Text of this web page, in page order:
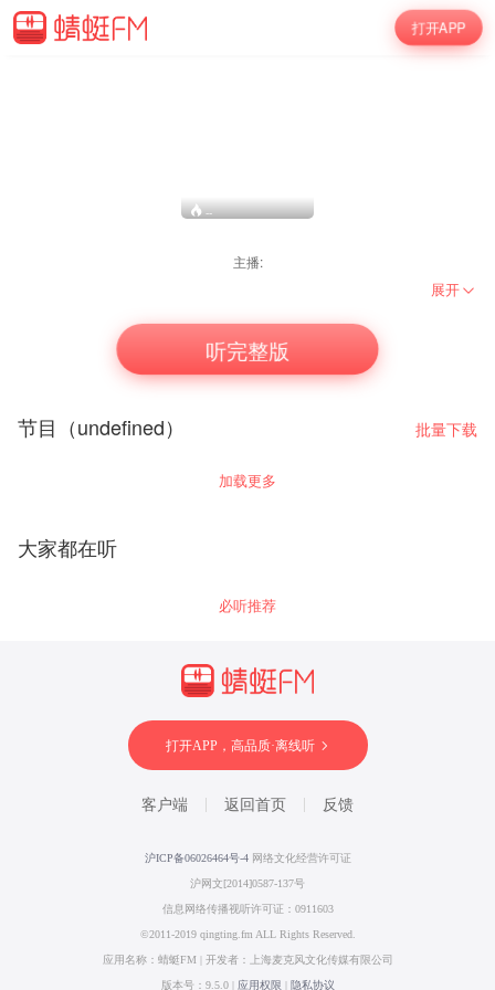
打开APP
--
主播:
展开
听完整版
节目（undefined） 批量下载
加载更多
大家都在听
必听推荐
打开APP，高品质·离线听
客户端 返回首页 反馈
沪ICP备06026464号-4 网络文化经营许可证
沪网文[2014]0587-137号
信息网络传播视听许可证：0911603
©2011-2019 qingting.fm ALL Rights Reserved.
应用名称：蜻蜓FM | 开发者：上海麦克风文化传媒有限公司
版本号：9.5.0 | 应用权限 隐私协议